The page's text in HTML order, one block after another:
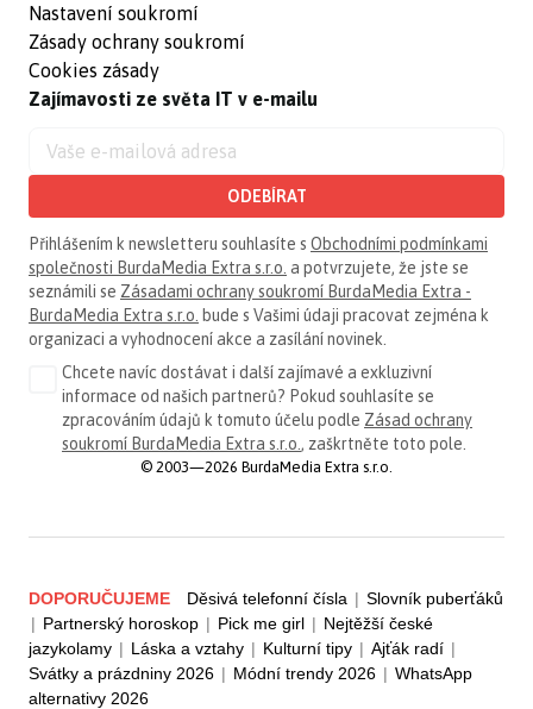
Nastavení soukromí
Zásady ochrany soukromí
Cookies zásady
Zajímavosti ze světa IT v e-mailu
ODEBÍRAT
Přihlášením k newsletteru souhlasíte s Obchodními podmínkami
společnosti BurdaMedia Extra s.r.o. a potvrzujete, že jste se
seznámili se Zásadami ochrany soukromí BurdaMedia Extra -
BurdaMedia Extra s.r.o. bude s Vašimi údaji pracovat zejména k
organizaci a vyhodnocení akce a zasílání novinek.
Chcete navíc dostávat i další zajímavé a exkluzivní
informace od našich partnerů? Pokud souhlasíte se
zpracováním údajů k tomuto účelu podle Zásad ochrany
soukromí BurdaMedia Extra s.r.o. , zaškrtněte toto pole.
© 2003—2026 BurdaMedia Extra s.r.o.
DOPORUČUJEME Děsivá telefonní čísla | Slovník puberťáků
| Partnerský horoskop | Pick me girl | Nejtěžší české
jazykolamy | Láska a vztahy | Kulturní tipy | Ajťák radí |
Svátky a prázdniny 2026 | Módní trendy 2026 | WhatsApp
alternativy 2026